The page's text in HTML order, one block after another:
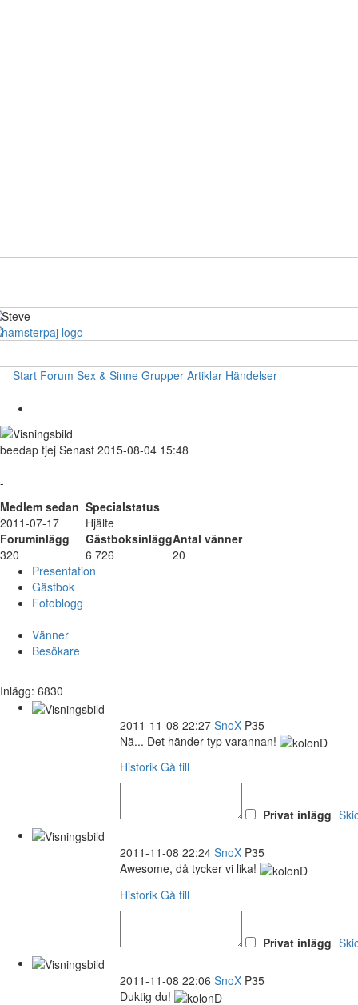
Start Forum Sex & Sinne Grupper Artiklar Händelser
beedap tjej Senast 2015-08-04 15:48
-
Medlem sedan Specialstatus
2011-07-17
Hjälte
Foruminlägg
GästboksinläggAntal vänner
320
6 726
20
Presentation
Gästbok
Fotoblogg
Vänner
Besökare
Inlägg: 6830
2011-11-08 22:27 SnoX P35
Nä... Det händer typ varannan!
Historik Gå till
Privat inlägg
2011-11-08 22:24 SnoX P35
Awesome, då tycker vi lika!
Historik Gå till
Privat inlägg
2011-11-08 22:06 SnoX P35
Duktig du!